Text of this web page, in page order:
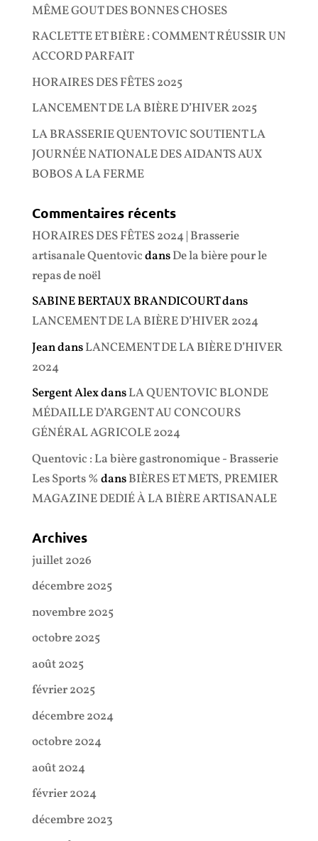
MÊME GOUT DES BONNES CHOSES
RACLETTE ET BIÈRE : COMMENT RÉUSSIR UN
ACCORD PARFAIT
HORAIRES DES FÊTES 2025
LANCEMENT DE LA BIÈRE D’HIVER 2025
LA BRASSERIE QUENTOVIC SOUTIENT LA
JOURNÉE NATIONALE DES AIDANTS AUX
BOBOS A LA FERME
Commentaires récents
HORAIRES DES FÊTES 2024 | Brasserie
artisanale QuentovicdansDe la bière pour le
repas de noël
SABINE BERTAUX BRANDICOURTdans
LANCEMENT DE LA BIÈRE D’HIVER 2024
JeandansLANCEMENT DE LA BIÈRE D’HIVER
2024
Sergent AlexdansLA QUENTOVIC BLONDE
MÉDAILLE D’ARGENT AU CONCOURS
GÉNÉRAL AGRICOLE 2024
Quentovic : La bière gastronomique - Brasserie
Les Sports % dansBIÈRES ET METS, PREMIER
MAGAZINE DEDIÉ À LA BIÈRE ARTISANALE
Archives
juillet 2026
décembre 2025
novembre 2025
octobre 2025
août 2025
février 2025
décembre 2024
octobre 2024
août 2024
février 2024
décembre 2023